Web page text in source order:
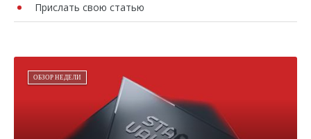
Прислать свою статью
ОБЗОР НЕДЕЛИ